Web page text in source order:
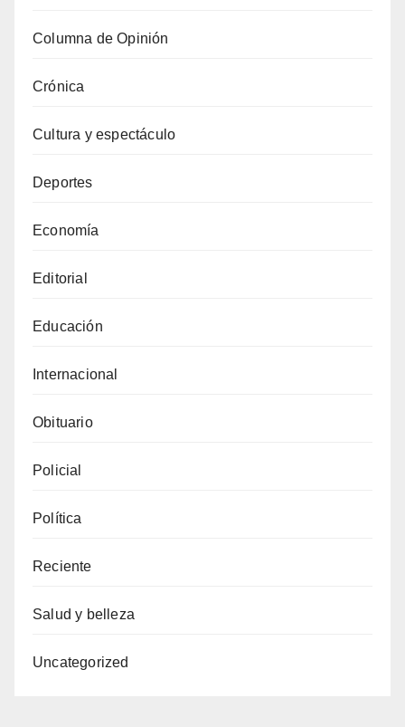
Columna de Opinión
Crónica
Cultura y espectáculo
Deportes
Economía
Editorial
Educación
Internacional
Obituario
Policial
Política
Reciente
Salud y belleza
Uncategorized